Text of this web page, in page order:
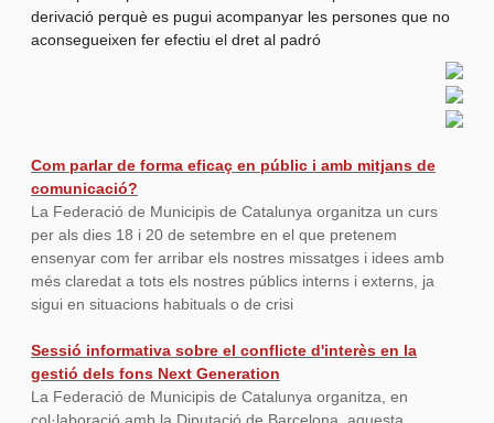
derivació perquè es pugui acompanyar les persones que no
aconsegueixen fer efectiu el dret al padró
Com parlar de forma eficaç en públic i amb mitjans de
comunicació?
La Federació de Municipis de Catalunya organitza un curs
per als dies 18 i 20 de setembre en el que pretenem
ensenyar com fer arribar els nostres missatges i idees amb
més claredat a tots els nostres públics interns i externs, ja
sigui en situacions habituals o de crisi
Sessió informativa sobre el conflicte d'interès en la
gestió dels fons Next Generation
La Federació de Municipis de Catalunya organitza, en